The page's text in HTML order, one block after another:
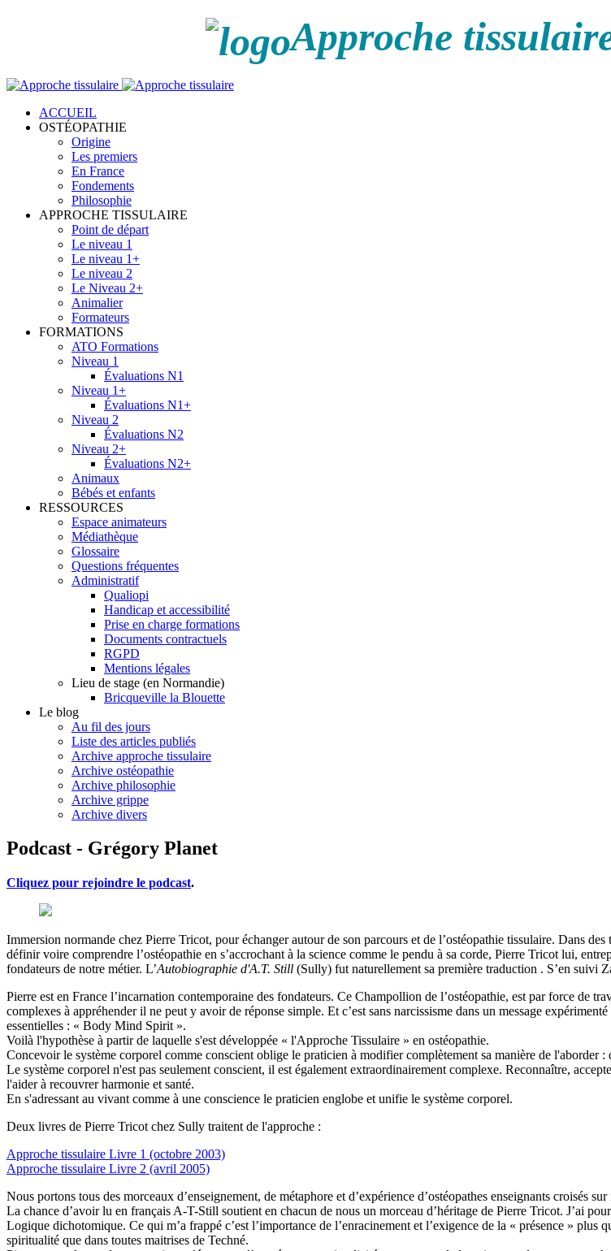
Approche
ACCUEIL
OSTÉOPATHIE
Origine
Les premiers
En France
Fondements
Philosophie
APPROCHE TISSULAIRE
Point de départ
Le niveau 1
Le niveau 1+
Le niveau 2
Le Niveau 2+
Animalier
Formateurs
FORMATIONS
ATO Formations
Niveau 1
Évaluations N1
Niveau 1+
Évaluations N1+
Niveau 2
Évaluations N2
Niveau 2+
Évaluations N2+
Animaux
Bébés et enfants
RESSOURCES
Espace animateurs
Médiathèque
Glossaire
Questions fréquentes
Administratif
Qualiopi
Handicap et accessibilité
Prise en charge formations
Documents contractuels
RGPD
Mentions légales
Lieu de stage (en Normandie)
Bricqueville la Blouette
Le blog
Au fil des jours
Liste des articles publiés
Archive approche tissulaire
Archive ostéopathie
Archive philosophie
Archive grippe
Archive divers
Podcast - Grégory Planet
Cliquez pour rejoindre le podcast.
Immersion normande chez Pierre Tricot, pour échanger autour de son parcours et de l’ostéopathie tissulaire. Dans
définir voire comprendre l’ostéopathie en s’accrochant à la science comme le pendu à sa corde, Pierre Tricot lui,
fondateurs de notre métier. L’Autobiographie d'A.T. Still (Sully) fut naturellement sa première traduction . S’en suivi
Pierre est en France l’incarnation contemporaine des fondateurs. Ce Champollion de l’ostéopathie, est par force de
complexes à appréhender il ne peut y avoir de réponse simple. Et c’est sans narcissisme dans un message
essentielles : « Body Mind Spirit ».
Voilà l'hypothèse à partir de laquelle s'est développée « l'Approche Tissulaire » en ostéopathie.
Concevoir le système corporel comme conscient oblige le praticien à modifier complètement sa manière de l'aborder
Le système corporel n'est pas seulement conscient, il est également extraordinairement complexe. Reconnaître,
l'aider à recouvrer harmonie et santé.
En s'adressant au vivant comme à une conscience le praticien englobe et unifie le système corporel.
Deux livres de Pierre Tricot chez Sully traitent de l'approche :
Approche tissulaire Livre 1 (octobre 2003)
Approche tissulaire Livre 2 (avril 2005)
Nous portons tous des morceaux d’enseignement, de métaphore et d’expérience d’ostéopathes enseignants croisés
La chance d’avoir lu en français A-T-Still soutient en chacun de nous un morceau d’héritage de Pierre Tricot. J’ai
Logique dichotomique. Ce qui m’a frappé c’est l’importance de l’enracinement et l’exigence de la « présence »
spiritualité que dans toutes maitrises de Techné.